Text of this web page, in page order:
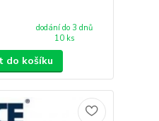
dodání do 3 dnů
10 ks
do košíku